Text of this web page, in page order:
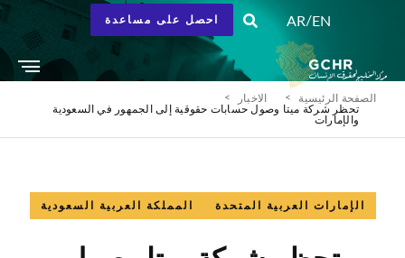
EN
/
AR احصل على مساعدة
الصفحة الرئيسية
الاخبار
تحظر شركة ميتا وصول حسابات حقوقية إلى الجمهور في السعودية
والإمارات
الإمارات العربية المتحدة المملكة العربية السعودية